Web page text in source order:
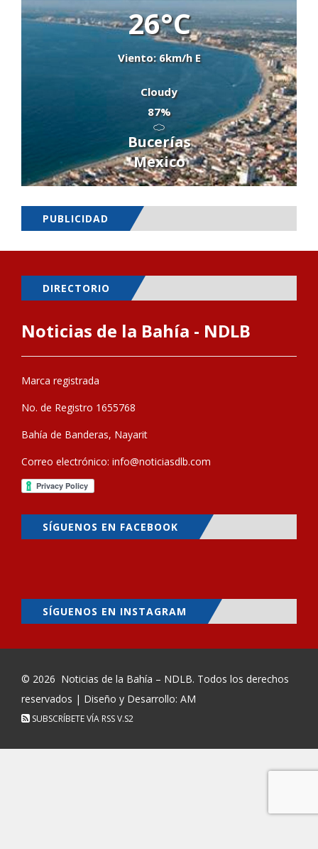
26°C
Viento: 6km/h E
Cloudy
87%
Bucerías
Mexico
PUBLICIDAD
DIRECTORIO
Noticias de la Bahía - NDLB
Marca registrada
No. de Registro 1655768
Bahía de Banderas, Nayarit
Correo electrónico: info@noticiasdlb.com
SÍGUENOS EN FACEBOOK
SÍGUENOS EN INSTAGRAM
© 2026 Noticias de la Bahía – NDLB. Todos los derechos
reservados | Diseño y Desarrollo: AM
SUBSCRÍBETE VÍA RSSV.S2